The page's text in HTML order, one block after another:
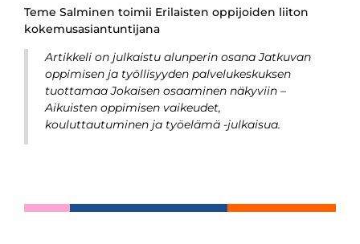
Teme Salminen toimii Erilaisten oppijoiden liiton
kokemusasiantuntijana
Artikkeli on julkaistu alunperin osana Jatkuvan
oppimisen ja työllisyyden palvelukeskuksen
tuottamaa Jokaisen osaaminen näkyviin –
Aikuisten oppimisen vaikeudet,
kouluttautuminen ja työelämä -julkaisua.